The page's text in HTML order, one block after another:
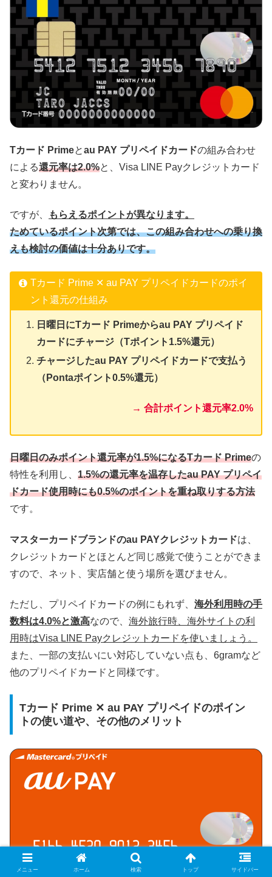
Tカード Primeとau PAY プリペイドカードの組み合わせ
による還元率は2.0%と、Visa LINE Payクレジットカード
と変わりません。
ですが、
もらえるポイントが異なります。
ためているポイント次第では、この組み合わせへの乗り換
えも検討の価値は十分ありです。
Tカード Prime ✕ au PAY プリペイドカードのポイ
ント還元の仕組み
日曜日にTカード Primeからau PAY プリペイド
カードにチャージ（Tポイント1.5%還元）
チャージしたau PAY プリペイドカードで支払う
（Pontaポイント0.5%還元）
→ 合計ポイント還元率2.0%
日曜日のみポイント還元率が1.5%になるTカード Primeの
特性を利用し、 1.5%の還元率を温存したau PAY プリペイ
ドカード使用時にも0.5%のポイントを重ね取りする方法
です。
マスターカードブランドのau PAYクレジットカードは、
クレジットカードとほとんど同じ感覚で使うことができま
すので、ネット、実店舗と使う場所を選びません。
ただし、プリペイドカードの例にもれず、 海外利用時の手
数料は4.0%と激高なので、 海外旅行時、海外サイトの利
用時はVisa LINE Payクレジットカードを使いましょう。
また、一部の支払いにい対応していない点も、6gramなど
他のプリペイドカードと同様です。
Tカード Prime ✕ au PAY プリペイドのポイン
トの使い道や、その他のメリット
メニュー ホーム 検索 トップ サイドバー